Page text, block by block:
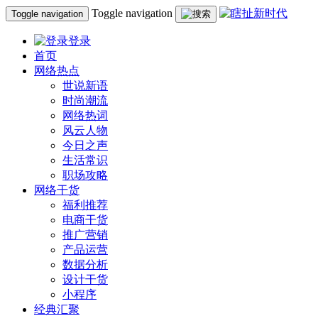
Toggle navigation Toggle navigation
登录
首页
网络热点
世说新语
时尚潮流
网络热词
风云人物
今日之声
生活常识
职场攻略
网络干货
福利推荐
电商干货
推广营销
产品运营
数据分析
设计干货
小程序
经典汇聚